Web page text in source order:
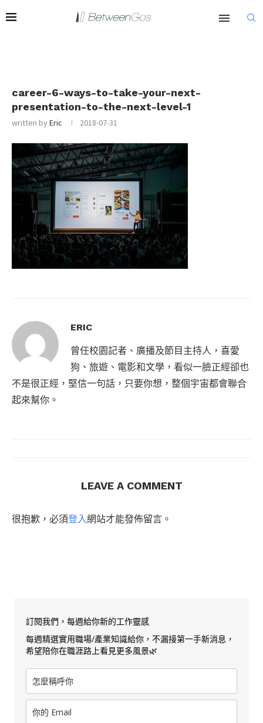
career-6-ways-to-take-your-next-
presentation-to-the-next-level-1
written byEric 2018-07-31
ERIC
曾任校園記者、廣播及節目主持人，喜愛
狗、旅遊、電影和文學，看似一臉正經卻也
不是很正經，堅信一句話，只要你想，整個宇宙都會聯合
起來幫你。
LEAVE A COMMENT
很抱歉，必須登入網站才能發佈留言。
訂閱我們，每週給你新的工作靈感
每週精選實用職場/產業知識給你，不漏接第一手新消息，
希望陪你在職涯路上看見更多風景🌿